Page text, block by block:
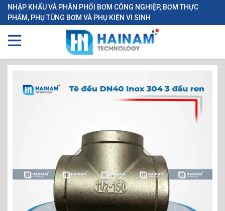
NHẬP KHẨU VÀ PHÂN PHỐI BƠM CÔNG NGHIỆP, BƠM THỰC
PHẨM, PHỤ TÙNG BƠM VÀ PHỤ KIỆN VI SINH